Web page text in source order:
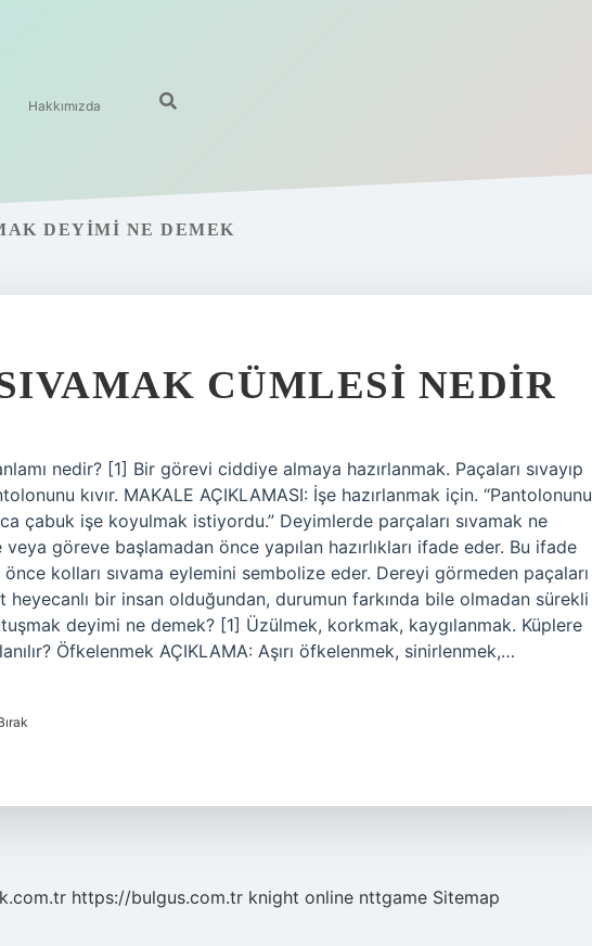
Hakkımızda
DEYIMI NE DEMEK
CÜMLESI NEDIR
nedir? [1] Bir görevi ciddiye almaya hazırlanmak. Paçaları sıvayıp
kıvır. MAKALE AÇIKLAMASI: İşe hazırlanmak için. “Pantolonunu
çabuk işe koyulmak istiyordu.” Deyimlerde parçaları sıvamak ne
göreve başlamadan önce yapılan hazırlıkları ifade eder. Bu ifade
kolları sıvama eylemini sembolize eder. Dereyi görmeden paçaları
heyecanlı bir insan olduğundan, durumun farkında bile olmadan sürekli
deyimi ne demek? [1] Üzülmek, korkmak, kaygılanmak. Küplere
Öfkelenmek AÇIKLAMA: Aşırı öfkelenmek, sinirlenmek,…
https://bulgus.com.tr knight online nttgame Sitemap